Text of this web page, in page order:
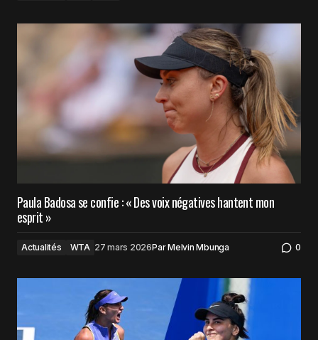
Paula Badosa se confie : « Des voix négatives hantent mon
esprit »
Actualités WTA 27 mars 2026ParMelvin Mbunga 0